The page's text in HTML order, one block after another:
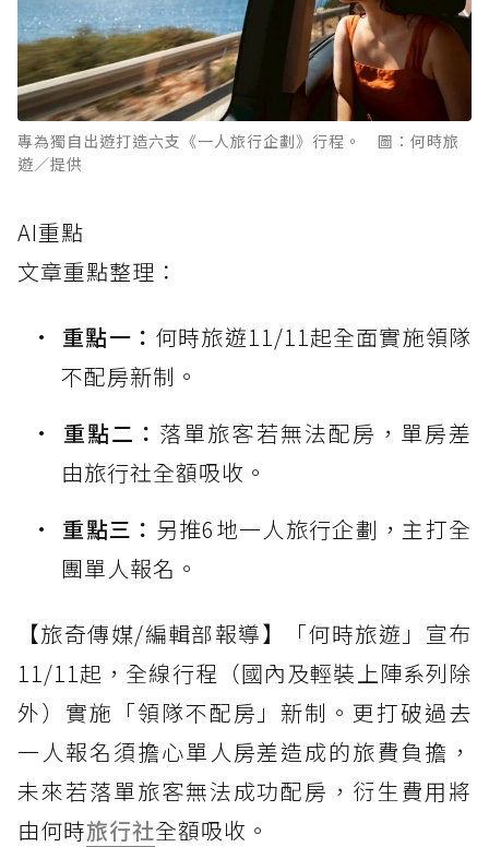
專為獨自出遊打造六支《一人旅行企劃》行程。 圖：何時旅
遊／提供
AI重點
文章重點整理：
重點一： 何時旅遊11/11起全面實施領隊
不配房新制。
重點二： 落單旅客若無法配房，單房差
由旅行社全額吸收。
重點三： 另推6地一人旅行企劃，主打全
團單人報名。
【旅奇傳媒/編輯部報導】「何時旅遊」宣布
11/11起，全線行程（國內及輕裝上陣系列除
外）實施「領隊不配房」新制。更打破過去
一人報名須擔心單人房差造成的旅費負擔，
未來若落單旅客無法成功配房，衍生費用將
由何時旅行社全額吸收。